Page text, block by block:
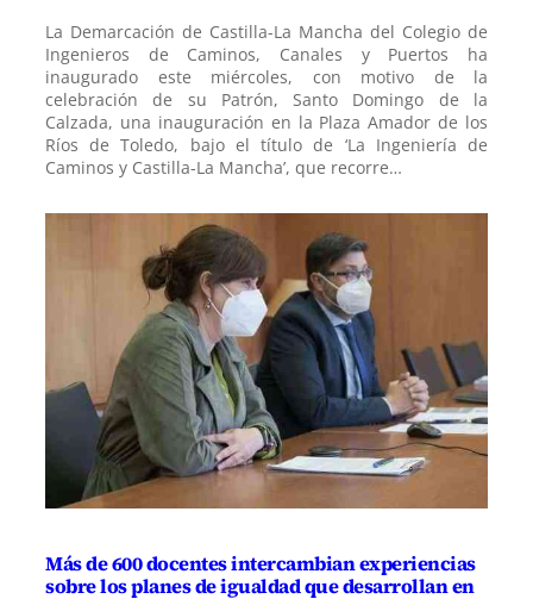
La Demarcación de Castilla-La Mancha del Colegio de
Ingenieros de Caminos, Canales y Puertos ha
inaugurado este miércoles, con motivo de la
celebración de su Patrón, Santo Domingo de la
Calzada, una inauguración en la Plaza Amador de los
Ríos de Toledo, bajo el título de ‘La Ingeniería de
Caminos y Castilla-La Mancha’, que recorre…
Más de 600 docentes intercambian experiencias
sobre los planes de igualdad que desarrollan en